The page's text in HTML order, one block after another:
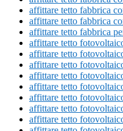
affittare tetto fabbrica
affittare tetto fabbrica
affittare tetto fabbrica
affittare tetto
affittare tetto
affittare tetto
affittare tetto
affittare tetto
affittare tetto
affittare tetto
affittare tetto